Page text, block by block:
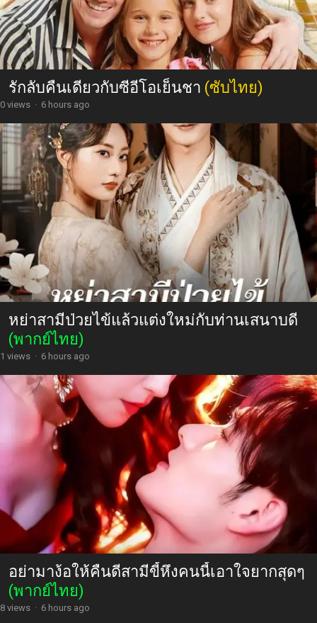
รักลับคืนเดียวกับซีอีโอเย็นชา (ซับไทย)
0 views · 6 hours ago
หย่าสามีป่วยไข้แล้วแต่งใหม่กับท่านเสนาบดี
(พากย์ไทย)
1 views · 6 hours ago
อย่ามาง้อให้คืนดีสามีขี้หึงคนนี้เอาใจยากสุดๆ
(พากย์ไทย)
8 views · 6 hours ago